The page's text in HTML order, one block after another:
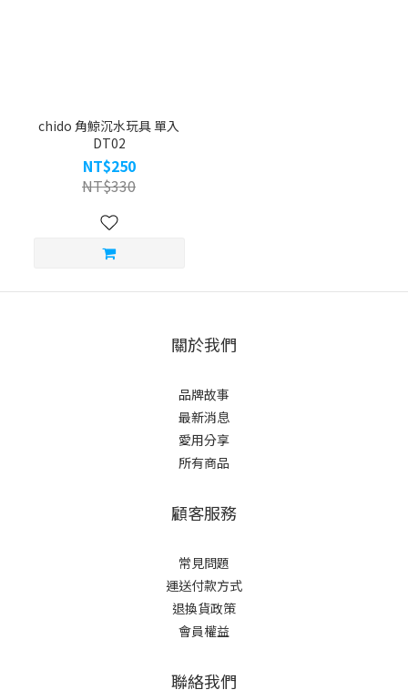
chido 角鯨沉水玩具 單入
DT02
NT$250
NT$330
關於我們
品牌故事
最新消息
愛用分享
所有商品
顧客服務
常見問題
運送付款方式
退換貨政策
會員權益
聯絡我們